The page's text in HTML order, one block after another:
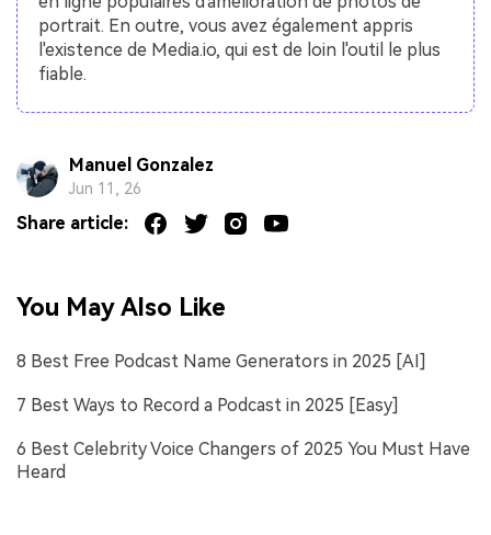
portrait. En outre, vous avez également appris
l'existence de Media.io, qui est de loin l'outil le plus
fiable.
Manuel Gonzalez
Jun 11, 26
Share article:
You May Also Like
8 Best Free Podcast Name Generators in 2025 [AI]
7 Best Ways to Record a Podcast in 2025 [Easy]
6 Best Celebrity Voice Changers of 2025 You Must Have
Heard